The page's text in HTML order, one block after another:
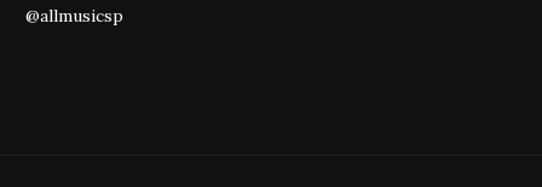
@allmusicsp